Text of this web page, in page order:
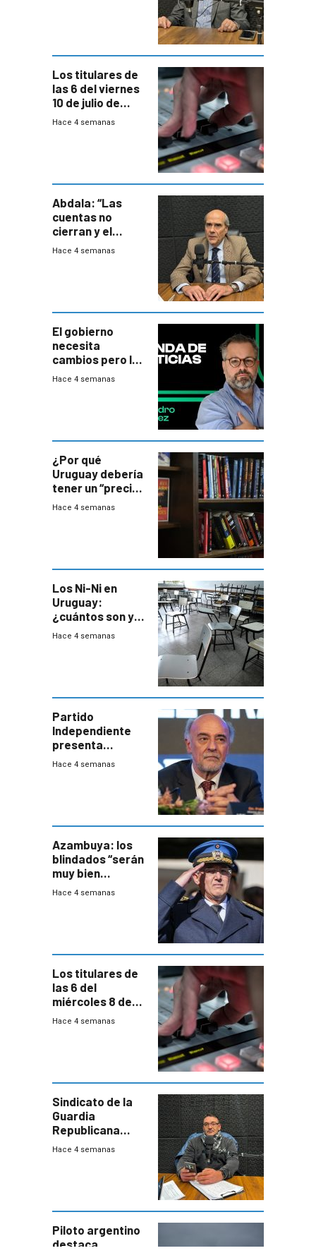
Los titulares de
las 6 del viernes
10 de julio de
2026
Hace 4 semanas
Abdala: “Las
cuentas no
cierran y el
balance del
Hace 4 semanas
El gobierno
necesita
cambios pero los
ministros tienen
Hace 4 semanas
¿Por qué
Uruguay debería
tener un “precio
único” en los
Hace 4 semanas
Los Ni-Ni en
Uruguay:
¿cuántos son y
en dónde están?
Hace 4 semanas
Partido
Independiente
presenta
demanda civil
Hace 4 semanas
Azambuya: los
blindados “serán
muy bien
recibidos” por los
Hace 4 semanas
Los titulares de
las 6 del
miércoles 8 de
julio de 2026
Hace 4 semanas
Sindicato de la
Guardia
Republicana
denuncia
Hace 4 semanas
Piloto argentino
destaca